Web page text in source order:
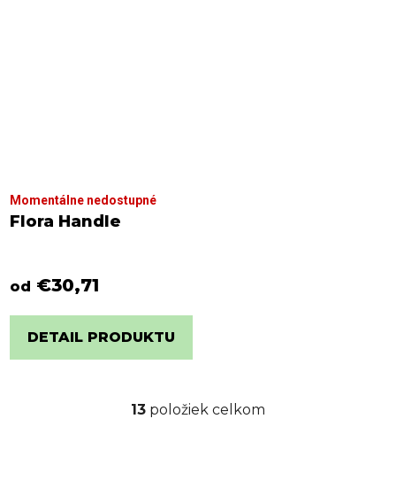
Flora Handle
Momentálne nedostupné
od €30,71
DETAIL PRODUKTU
O
13 položiek celkom